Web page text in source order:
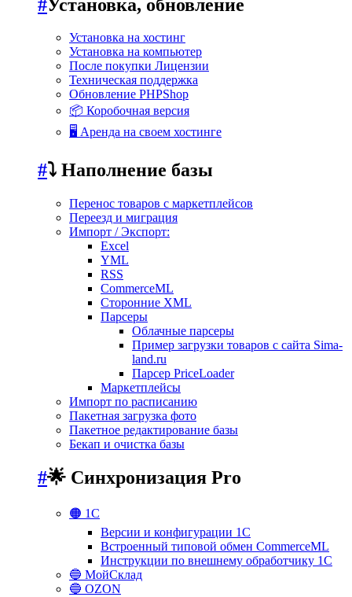
#Установка, обновление
Установка на хостинг
Установка на компьютер
После покупки Лицензии
Техническая поддержка
Обновление PHPShop
📦 Коробочная версия
🖥️ Аренда на своем хостинге
#⤵️ Наполнение базы
Перенос товаров с маркетплейсов
Переезд и миграция
Импорт / Экспорт:
Excel
YML
RSS
CommerceML
Сторонние XML
Парсеры
Облачные парсеры
Пример загрузки товаров с сайта Sima-
land.ru
Парсер PriceLoader
Маркетплейсы
Импорт по расписанию
Пакетная загрузка фото
Пакетное редактирование базы
Бекап и очистка базы
#🌟 Синхронизация Pro
🟠 1С
Версии и конфигурации 1С
Встроенный типовой обмен CommerceML
Инструкции по внешнему обработчику 1С
🔵 МойСклад
🔵 OZON